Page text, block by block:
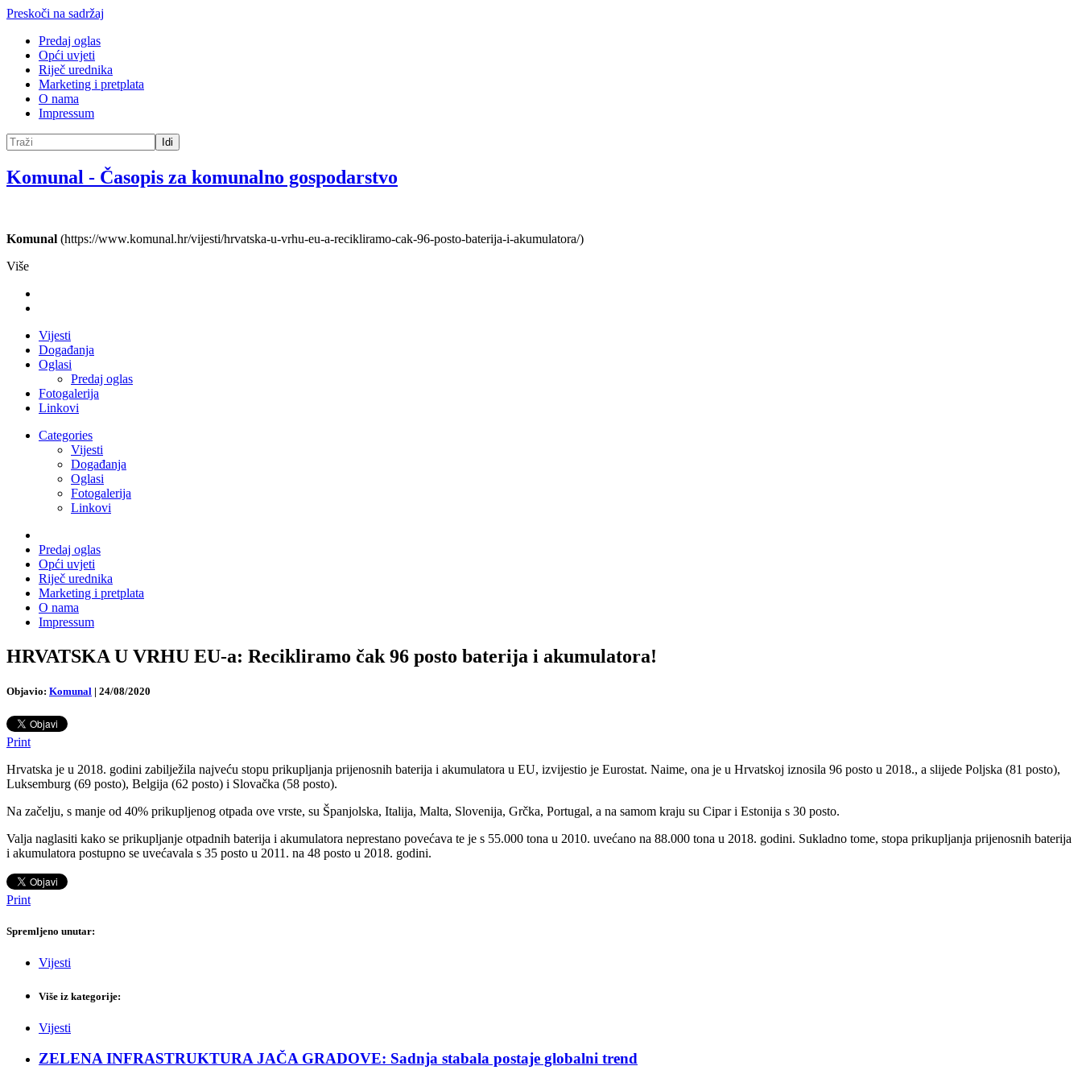
Preskoči na sadržaj
Predaj oglas
Opći uvjeti
Riječ urednika
Marketing i pretplata
O nama
Impressum
Idi
Komunal - Časopis za komunalno gospodarstvo
Komunal (https://www.komunal.hr/vijesti/hrvatska-u-vrhu-eu-a-recikliramo-cak-96-posto-baterija-i-akumulatora/)
Više
Vijesti
Događanja
Oglasi
Predaj oglas
Fotogalerija
Linkovi
Categories
Vijesti
Događanja
Oglasi
Fotogalerija
Linkovi
Predaj oglas
Opći uvjeti
Riječ urednika
Marketing i pretplata
O nama
Impressum
HRVATSKA U VRHU EU-a: Recikliramo čak 96 posto baterija i akumulatora!
Objavio: Komunal | 24/08/2020
Print
Hrvatska je u 2018. godini zabilježila najveću stopu prikupljanja prijenosnih baterija i akumulatora u EU, izvijestio je Eurostat. Naime, ona je u Hrvatskoj iznosila 96 posto u 2018., a slijede Poljska (81 posto),
Luksemburg (69 posto), Belgija (62 posto) i Slovačka (58 posto).
Na začelju, s manje od 40% prikupljenog otpada ove vrste, su Španjolska, Italija, Malta, Slovenija, Grčka, Portugal, a na samom kraju su Cipar i Estonija s 30 posto.
Valja naglasiti kako se prikupljanje otpadnih baterija i akumulatora neprestano povećava te je s 55.000 tona u 2010. uvećano na 88.000 tona u 2018. godini. Sukladno tome, stopa prikupljanja prijenosnih baterija
i akumulatora postupno se uvećavala s 35 posto u 2011. na 48 posto u 2018. godini.
Print
Spremljeno unutar:
Vijesti
Više iz kategorije:
Vijesti
ZELENA INFRASTRUKTURA JAČA GRADOVE: Sadnja stabala postaje globalni trend